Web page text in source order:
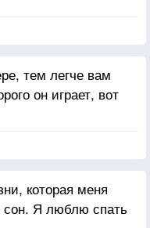
тем легче вам
он играет, вот
которая меня
сон. Я люблю спать